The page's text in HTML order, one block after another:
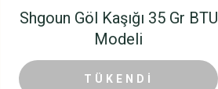
Shgoun Göl Kaşığı 35 Gr BTU
Modeli
20,40 TL
TÜKENDİ